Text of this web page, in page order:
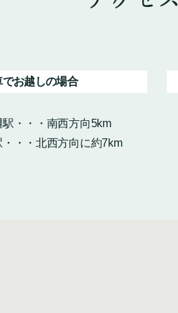
でお越しの場合
・・・南西方向5km
・・北西方向に約7km